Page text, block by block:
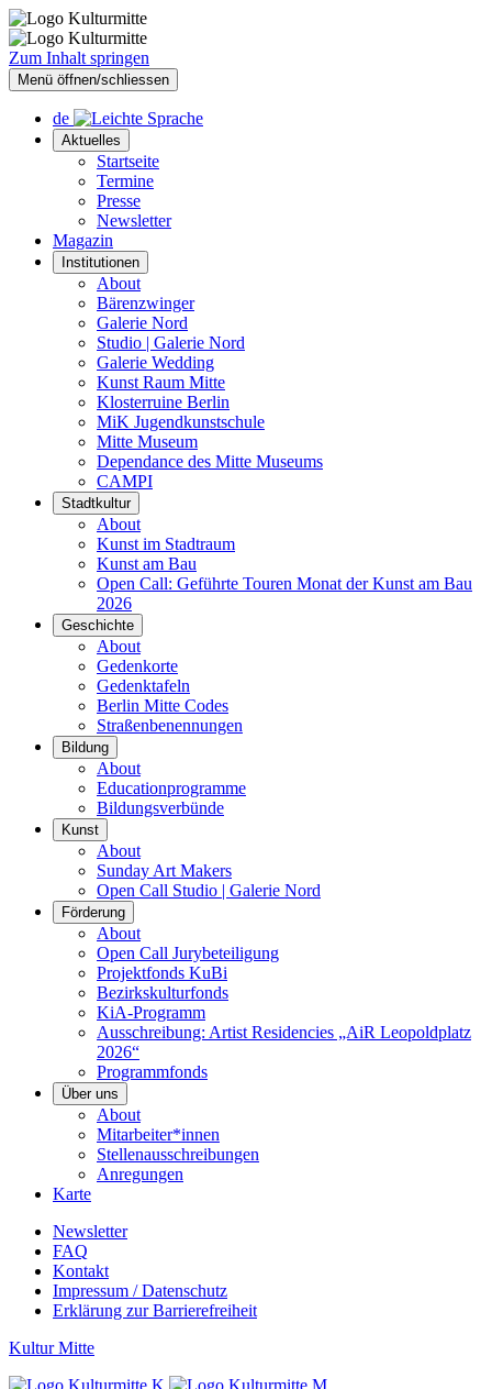
Zum Inhalt springen
Menü öffnen/schliessen
de
Aktuelles
Startseite
Termine
Presse
Newsletter
Magazin
Institutionen
About
Bärenzwinger
Galerie Nord
Studio | Galerie Nord
Galerie Wedding
Kunst Raum Mitte
Klosterruine Berlin
MiK Jugendkunstschule
Mitte Museum
Dependance des Mitte Museums
CAMPI
Stadtkultur
About
Kunst im Stadtraum
Kunst am Bau
Open Call: Geführte Touren Monat der Kunst am Bau
2026
Geschichte
About
Gedenkorte
Gedenktafeln
Berlin Mitte Codes
Straßenbenennungen
Bildung
About
Educationprogramme
Bildungsverbünde
Kunst
About
Sunday Art Makers
Open Call Studio | Galerie Nord
Förderung
About
Open Call Jurybeteiligung
Projektfonds KuBi
Bezirkskulturfonds
KiA-Programm
Ausschreibung: Artist Residencies „AiR Leopoldplatz
2026“
Programmfonds
Über uns
About
Mitarbeiter*innen
Stellenausschreibungen
Anregungen
Karte
Newsletter
FAQ
Kontakt
Impressum / Datenschutz
Erklärung zur Barrierefreiheit
Kultur Mitte